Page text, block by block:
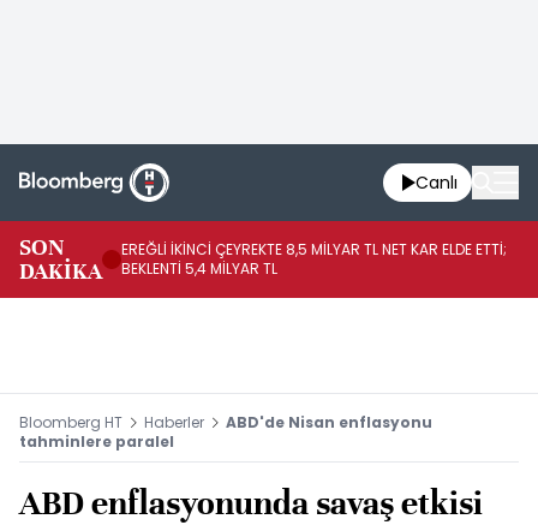
Canlı
SON
DAKİKA
EREĞLİ İKİNCİ ÇEYREKTE 8,5 MİLYAR TL NET KAR ELDE ETTİ;
BEKLENTİ 5,4 MİLYAR TL
Bloomberg HT Haberler
ABD'de Nisan enflasyonu
tahminlere paralel
ABD enflasyonunda savaş etkisi